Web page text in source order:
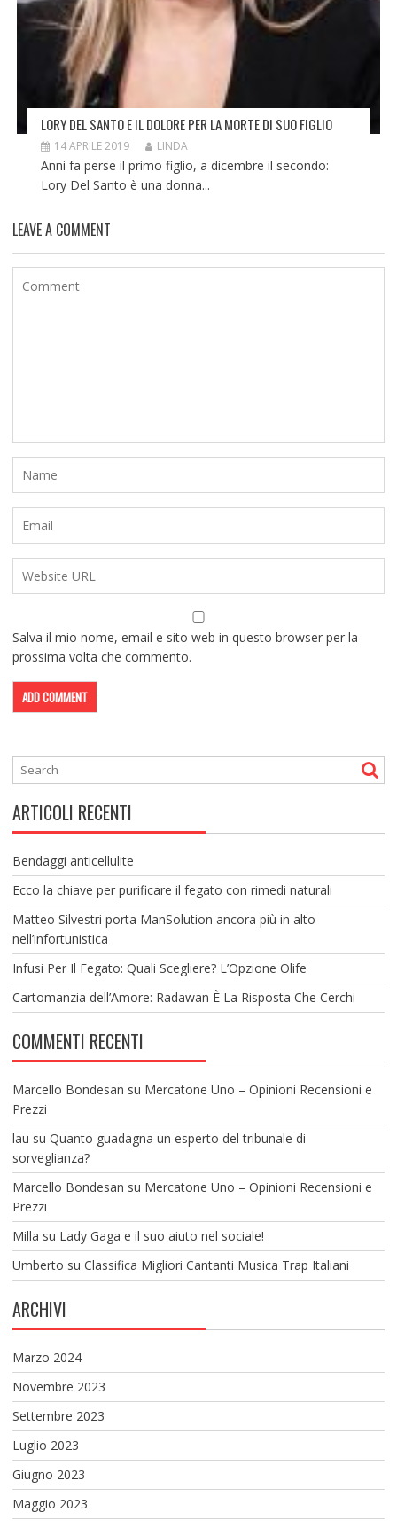
LORY DEL SANTO E IL DOLORE PER LA MORTE DI SUO FIGLIO
14 APRILE 2019 LINDA
Anni fa perse il primo figlio, a dicembre il secondo:
Lory Del Santo è una donna...
LEAVE A COMMENT
Salva il mio nome, email e sito web in questo browser per la
prossima volta che commento.
ARTICOLI RECENTI
Bendaggi anticellulite
Ecco la chiave per purificare il fegato con rimedi naturali
Matteo Silvestri porta ManSolution ancora più in alto
nell’infortunistica
Infusi Per Il Fegato: Quali Scegliere? L’Opzione Olife
Cartomanzia dell’Amore: Radawan È La Risposta Che Cerchi
COMMENTI RECENTI
Marcello Bondesan su Mercatone Uno – Opinioni Recensioni e
Prezzi
lau su Quanto guadagna un esperto del tribunale di
sorveglianza?
Marcello Bondesan su Mercatone Uno – Opinioni Recensioni e
Prezzi
Milla su Lady Gaga e il suo aiuto nel sociale!
Umberto su Classifica Migliori Cantanti Musica Trap Italiani
ARCHIVI
Marzo 2024
Novembre 2023
Settembre 2023
Luglio 2023
Giugno 2023
Maggio 2023